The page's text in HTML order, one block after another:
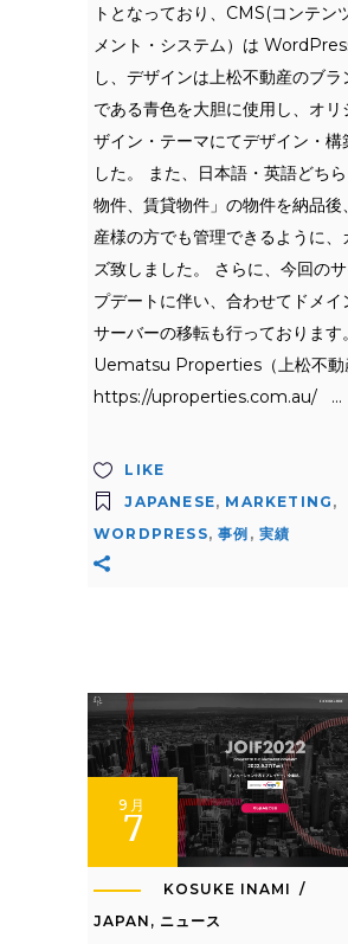
トとなっており、CMS(コンテン
メント・システム）は
し、デザインは上松不動産のブラ
である青色を大胆に使用し、オリ
ザイン・テーマにてデザイン・構
した。 また、日本語・英語どち
物件、賃貸物件」の物件を納品後
産様の方でも管理できるように、
ズ致しました。 さらに、今回の
プデートに伴い、合わせてドメイ
サーバーの移転も行っておりま
Uematsu Properties（上松不動
https://uproperties.com.au/
LIKE
JAPANESE, MARKETING ,
WORDPRESS,事例 ,実績
9月
7
KOSUKE INAMI
JAPAN , ニュース